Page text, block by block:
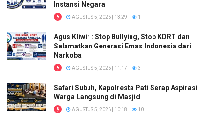
Instansi Negara
AGUSTUS 5, 2026 | 13:29 1
Agus Kliwir : Stop Bullying, Stop KDRT dan
Selamatkan Generasi Emas Indonesia dari
Narkoba
AGUSTUS 5, 2026 | 11:17 3
Safari Subuh, Kapolresta Pati Serap Aspirasi
Warga Langsung di Masjid
AGUSTUS 5, 2026 | 10:18 10